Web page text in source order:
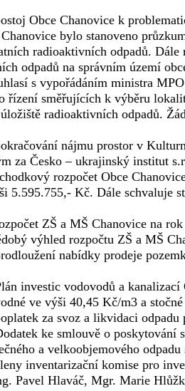
Obce Chanovice k
bylo stanoveno
radioaktivních odpadů.
odpadů na správním území
s vypořádáním ministra
řízení směřujících k výběru
radioaktivních odpadů.
nájmu prostor v
za Česko – ukrajinský institut
rozpočet Obce
5.595.755,- Kč. Dále schvaluje
ZŠ a MŠ Chanovice na
výhled rozpočtu ZŠ a MŠ
nabídky prodeje
investic vodovodů a
ve výši 40,45 Kč/m3 a
za svoz a likvidaci
ke smlouvě o poskytování
a velkoobjemového
inventarizační komise pro
Pavel Hlaváč, Mgr. Marie